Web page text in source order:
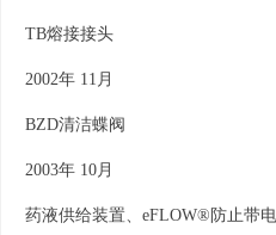
TB熔接接头
2002年 11月
BZD清洁蝶阀
2003年 10月
药液供给装置、eFLOW®防止带